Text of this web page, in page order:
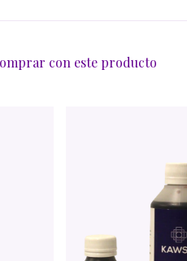
con este producto